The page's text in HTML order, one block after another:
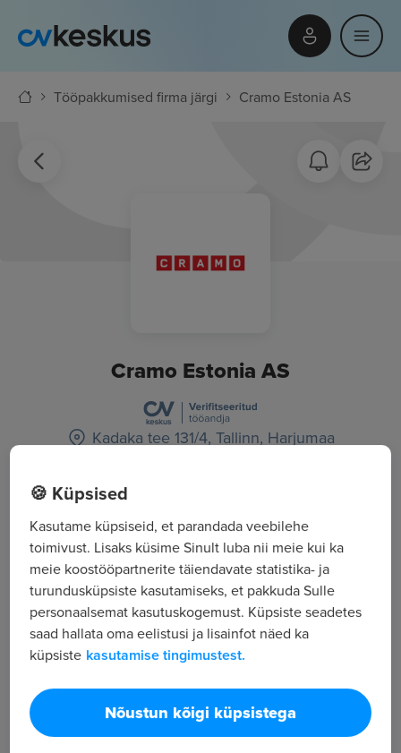
Tööpakkumised firma järgi Cramo Estonia AS
Cramo Estonia AS
Kadaka tee 131/4, Tallinn, Harjumaa
Kõik tööpakkumised
Tööpakkuja tutvustus
192
Töötajate arv
23 293
Vaatamised
asutati 1995. aastal ning on tänaseks kasvanud
suurimaks ehitusseadmeid ja -masinaid rentivaks
🍪 Küpsised
Kasutame küpsiseid, et parandada veebilehe
toimivust. Lisaks küsime Sinult luba nii meie kui ka
meie koostööpartnerite täiendavate statistika- ja
turundusküpsiste kasutamiseks, et pakkuda Sulle
personaalsemat kasutuskogemust. Küpsiste seadetes
saad hallata oma eelistusi ja lisainfot näed ka
küpsiste kasutamise tingimustest.
Nõustun kõigi küpsistega